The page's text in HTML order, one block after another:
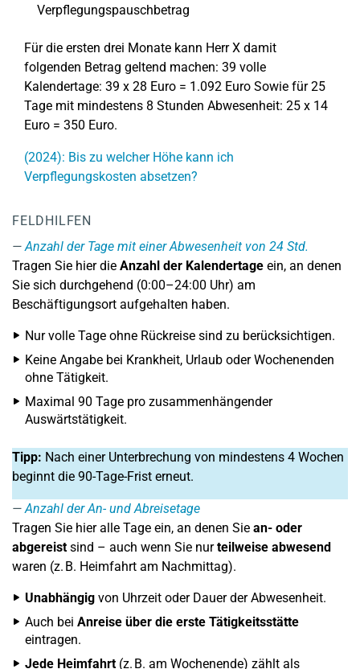
Verpflegungspauschbetrag
Für die ersten drei Monate kann Herr X damit
folgenden Betrag geltend machen: 39 volle
Kalendertage: 39 x 28 Euro = 1.092 Euro Sowie für 25
Tage mit mindestens 8 Stunden Abwesenheit: 25 x 14
Euro = 350 Euro.
(2024): Bis zu welcher Höhe kann ich
Verpflegungskosten absetzen?
FELDHILFEN
Anzahl der Tage mit einer Abwesenheit von 24 Std.
Tragen Sie hier die Anzahl der Kalendertage ein, an denen
Sie sich durchgehend (0:00–24:00 Uhr) am
Beschäftigungsort aufgehalten haben.
Nur volle Tage ohne Rückreise sind zu berücksichtigen.
Keine Angabe bei Krankheit, Urlaub oder Wochenenden
ohne Tätigkeit.
Maximal 90 Tage pro zusammenhängender
Auswärtstätigkeit.
Tipp: Nach einer Unterbrechung von mindestens 4 Wochen
beginnt die 90-Tage-Frist erneut.
Anzahl der An- und Abreisetage
Tragen Sie hier alle Tage ein, an denen Sie an- oder
abgereistsind – auch wenn Sie nurteilweise abwesend
waren (z. B. Heimfahrt am Nachmittag).
Unabhängig von Uhrzeit oder Dauer der Abwesenheit.
Auch bei Anreise über die erste Tätigkeitsstätte
eintragen.
Jede Heimfahrt(z. B. am Wochenende) zählt als